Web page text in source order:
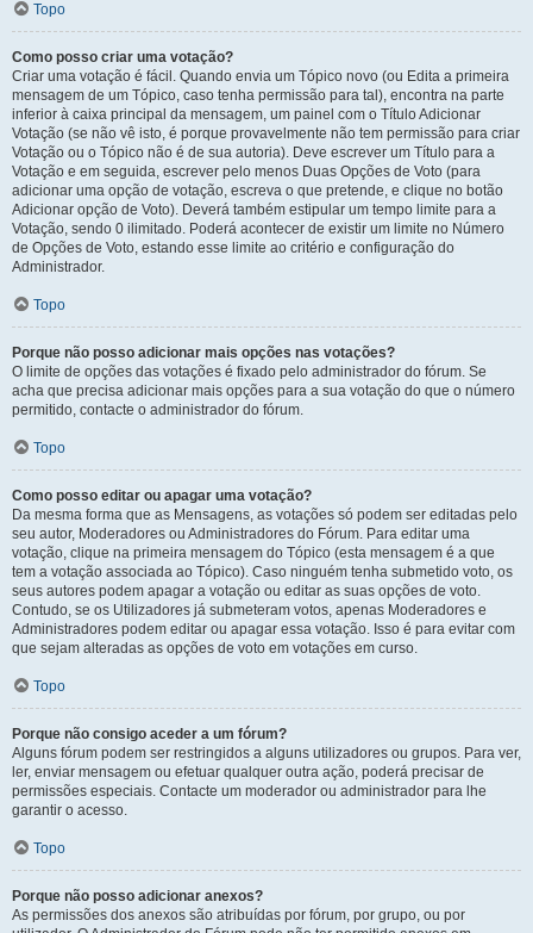
Topo
Como posso criar uma votação?
Criar uma votação é fácil. Quando envia um Tópico novo (ou Edita a primeira
mensagem de um Tópico, caso tenha permissão para tal), encontra na parte
inferior à caixa principal da mensagem, um painel com o Título Adicionar
Votação (se não vê isto, é porque provavelmente não tem permissão para criar
Votação ou o Tópico não é de sua autoria). Deve escrever um Título para a
Votação e em seguida, escrever pelo menos Duas Opções de Voto (para
adicionar uma opção de votação, escreva o que pretende, e clique no botão
Adicionar opção de Voto). Deverá também estipular um tempo limite para a
Votação, sendo 0 ilimitado. Poderá acontecer de existir um limite no Número
de Opções de Voto, estando esse limite ao critério e configuração do
Administrador.
Topo
Porque não posso adicionar mais opções nas votações?
O limite de opções das votações é fixado pelo administrador do fórum. Se
acha que precisa adicionar mais opções para a sua votação do que o número
permitido, contacte o administrador do fórum.
Topo
Como posso editar ou apagar uma votação?
Da mesma forma que as Mensagens, as votações só podem ser editadas pelo
seu autor, Moderadores ou Administradores do Fórum. Para editar uma
votação, clique na primeira mensagem do Tópico (esta mensagem é a que
tem a votação associada ao Tópico). Caso ninguém tenha submetido voto, os
seus autores podem apagar a votação ou editar as suas opções de voto.
Contudo, se os Utilizadores já submeteram votos, apenas Moderadores e
Administradores podem editar ou apagar essa votação. Isso é para evitar com
que sejam alteradas as opções de voto em votações em curso.
Topo
Porque não consigo aceder a um fórum?
Alguns fórum podem ser restringidos a alguns utilizadores ou grupos. Para ver,
ler, enviar mensagem ou efetuar qualquer outra ação, poderá precisar de
permissões especiais. Contacte um moderador ou administrador para lhe
garantir o acesso.
Topo
Porque não posso adicionar anexos?
As permissões dos anexos são atribuídas por fórum, por grupo, ou por